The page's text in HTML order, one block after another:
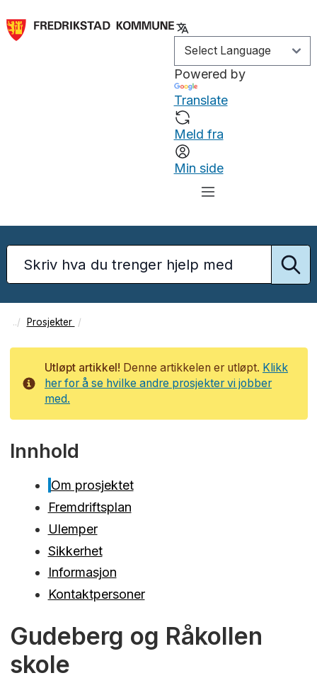
Powered by
Translate
Meld fra
Min side
Prosjekter
Info
Utløpt artikkel! Denne artikkelen er utløpt. Klikk
her for å se hvilke andre prosjekter vi jobber
med.
Innhold
Om prosjektet
Fremdriftsplan
Ulemper
Sikkerhet
Informasjon
Kontaktpersoner
Gudeberg og Råkollen
skole